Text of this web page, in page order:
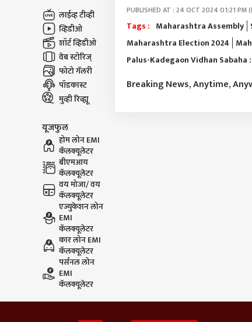
लाईव्ह टीव्ही
व्हिडीओ
शॉर्ट व्हिडीओ
वेब स्टोरिज्
फोटो गॅलरी
पॉडकास्ट
मुव्ही रिव्ह्यू
यूजफुल
होम लोन EMI
कॅलक्यूलेटर
बीएमआय
कॅलक्यूलेटर
वय मोजा/ वय
कॅलक्यूलेटर
एज्युकेशन लोन
EMI
कॅलक्यूलेटर
कार लोन EMI
कॅलक्यूलेटर
पर्सनल लोन
EMI
कॅलक्यूलेटर
PUBLISHED AT : 24 OCT 2024 01:21 PM
Tags : Maharashtra Assembly
Maharashtra Election 2024
Palus-Kadegaon Vidhan Sabaha :
Breaking News, Anytime,